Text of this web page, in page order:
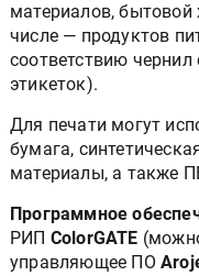
материалов, бытовой
числе — продуктов
соответствию
этикеток).
Для печати могут
бумага,
материалы, а также
Программное
РИП ColorGATE
управляющее ПО